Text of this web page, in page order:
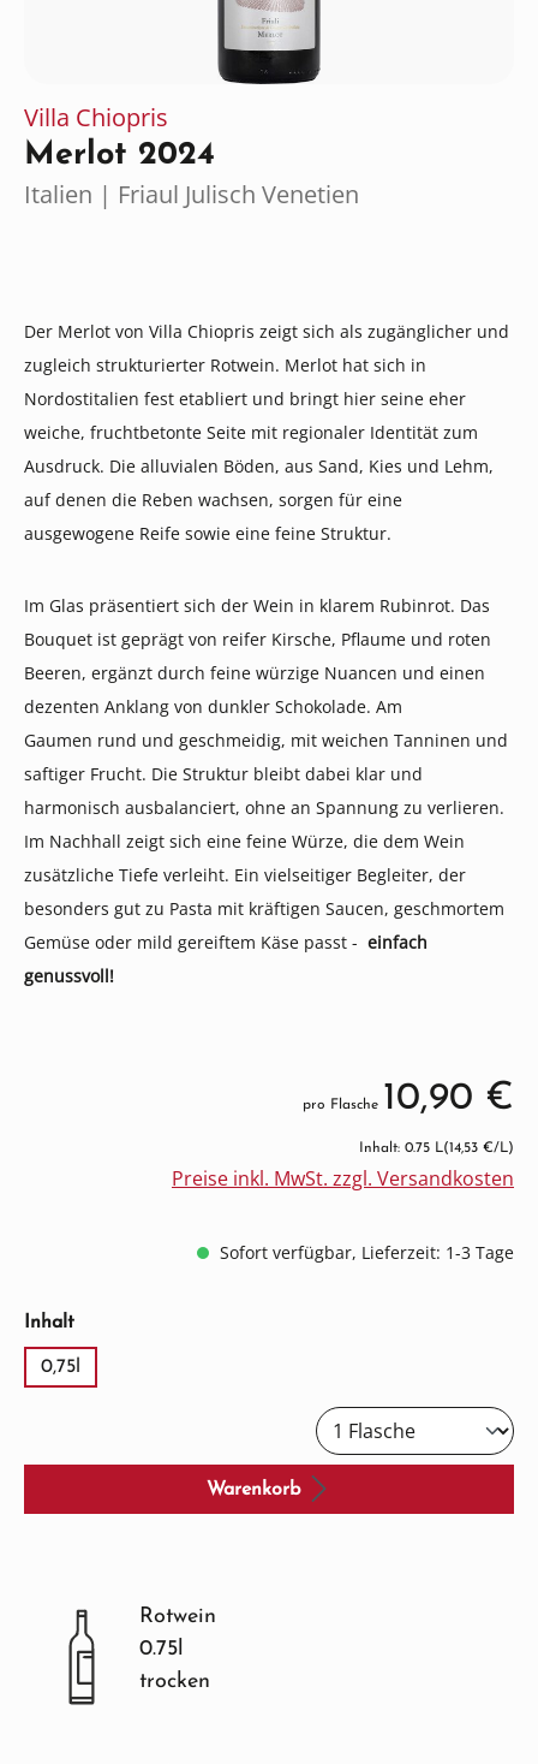
Villa Chiopris
Merlot 2024
Italien | Friaul Julisch Venetien
Der Merlot von Villa Chiopris zeigt sich als zugänglicher und
zugleich strukturierter Rotwein. Merlot hat sich in
Nordostitalien fest etabliert und bringt hier seine eher
weiche, fruchtbetonte Seite mit regionaler Identität zum
Ausdruck. Die alluvialen Böden, aus Sand, Kies und Lehm,
auf denen die Reben wachsen, sorgen für eine
ausgewogene Reife sowie eine feine Struktur.
Im Glas präsentiert sich der Wein in klarem Rubinrot. Das
Bouquet ist geprägt von reifer Kirsche, Pflaume und roten
Beeren, ergänzt durch feine würzige Nuancen und einen
dezenten Anklang von dunkler Schokolade. Am
Gaumen rund und geschmeidig, mit weichen Tanninen und
saftiger Frucht. Die Struktur bleibt dabei klar und
harmonisch ausbalanciert, ohne an Spannung zu verlieren.
Im Nachhall zeigt sich eine feine Würze, die dem Wein
zusätzliche Tiefe verleiht. Ein vielseitiger Begleiter, der
besonders gut zu Pasta mit kräftigen Saucen, geschmortem
Gemüse oder mild gereiftem Käse passt - einfach
genussvoll!
pro Flasche 10,90 €
Inhalt: 0.75 L(14,53 €/L)
Preise inkl. MwSt. zzgl. Versandkosten
Sofort verfügbar, Lieferzeit: 1-3 Tage
Inhaltauswählen
0,75l
Warenkorb
Rotwein
0.75l
trocken